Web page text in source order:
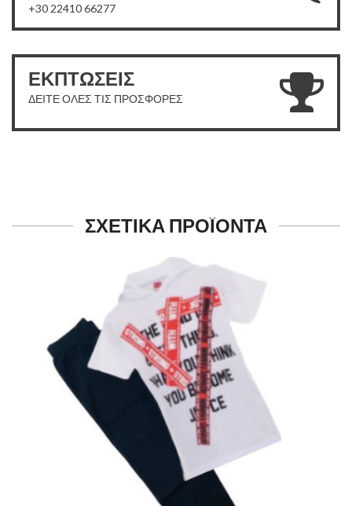
+30 22410 66277
ΕΚΠΤΩΣΕΙΣ
ΔΕΙΤΕ ΟΛΕΣ ΤΙΣ ΠΡΟΣΦΟΡΕΣ
ΣΧΕΤΙΚΑ ΠΡΟΪΟΝΤΑ